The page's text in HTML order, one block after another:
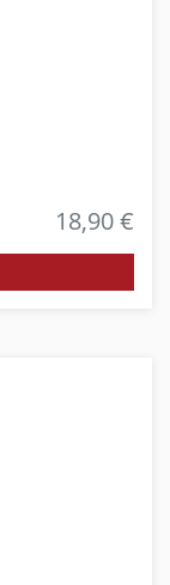
18,90 €